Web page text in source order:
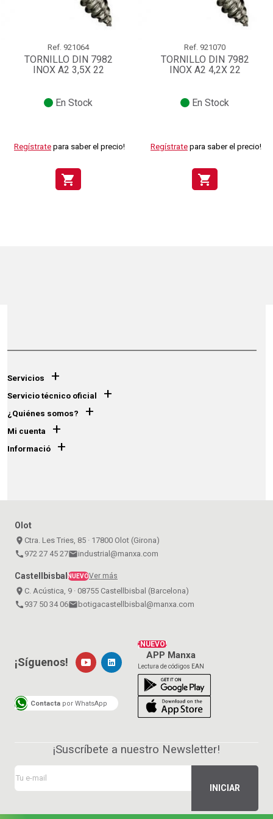
Ref. 921064
TORNILLO DIN 7982
INOX A2 3,5X 22
En Stock
Regístrate para saber el precio!
shopping_cart
Ref. 921070
TORNILLO DIN 7982
INOX A2 4,2X 22
En Stock
Regístrate para saber el precio!
shopping_cart
Servicios +
Servicio técnico oficial +
¿Quiénes somos? +
Mi cuenta +
Informació +
Olot
place Ctra. Les Tries, 85 · 17800 Olot (Girona)
call 972 27 45 27emailindustrial@manxa.com
CastellbisbalNUEVOVer más
place C. Acústica, 9 · 08755 Castellbisbal (Barcelona)
call 937 50 34 06emailbotigacastellbisbal@manxa.com
¡NUEVO!
APP Manxa
Lectura de códigos EAN
¡Síguenos!
Contacta por WhatsApp
¡Suscríbete a nuestro Newsletter!